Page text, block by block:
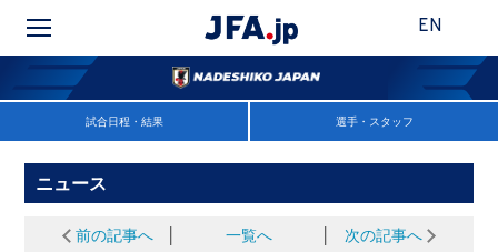
EN
試合日程・結果 選手・スタッフ
ニュース
前の記事へ 一覧へ 次の記事へ